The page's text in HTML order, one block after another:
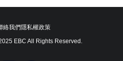
絡我們隱私權政策
EBC All Rights Reserved.